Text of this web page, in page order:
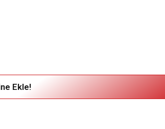
Ekle!